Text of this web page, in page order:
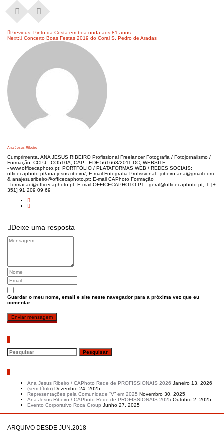
Navegação
de
artigos
Previous: Pinto da Costa em boa onda aos 81 anos
Next:
Concerto Boas Festas 2019 do Coral S. Pedro de Aradas
Ana Jesus Ribeiro
Cumprimenta, ANA JESUS RIBEIRO Profissional Freelancer Fotografia / Fotojornalismo /
Formação; CCPJ - CO510A; CAP - EDF 561663/2011 DC; WEBSITE
- www.officecaphoto.pt; PORTFÓLIO / PLATAFORMAS WEB / REDES SOCIAIS:
officecaphoto.pt/ana-jesus-ribeiro/; E-mail Fotografia Profissional - jribeiro.ana@gmail.com
& anajesusribeiro@officecaphoto.pt; E-mail CAPhoto Formação
- formacao@officecaphoto.pt; E-mail OFFICECAPHOTO.PT - geral@officecaphoto.pt; T: [+
351] 91 209 09 69
Deixe uma resposta
Guardar o meu nome, email e site neste navegador para a próxima vez que eu
comentar.
Ana Jesus Ribeiro / CAPhoto Rede de PROFISSIONAIS 2026 Janeiro 13, 2026
(sem título) Dezembro 24, 2025
Representações pela Comunidade “V” em 2025 Novembro 30, 2025
Ana Jesus Ribeiro / CAPhoto Rede de PROFISSIONAIS 2025 Outubro 2, 2025
Evento Corporativo Roca Group Junho 27, 2025
ARQUIVO DESDE JUN.2018